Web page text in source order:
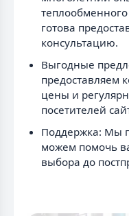
готова
консультацию.
Выгодные
предоставляем
цены и
посетителей
Поддержка: Мы
можем помочь
выбора до